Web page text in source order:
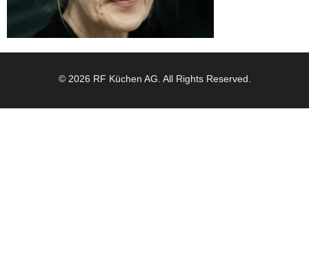
© 2026 RF Küchen AG. All Rights Reserved.